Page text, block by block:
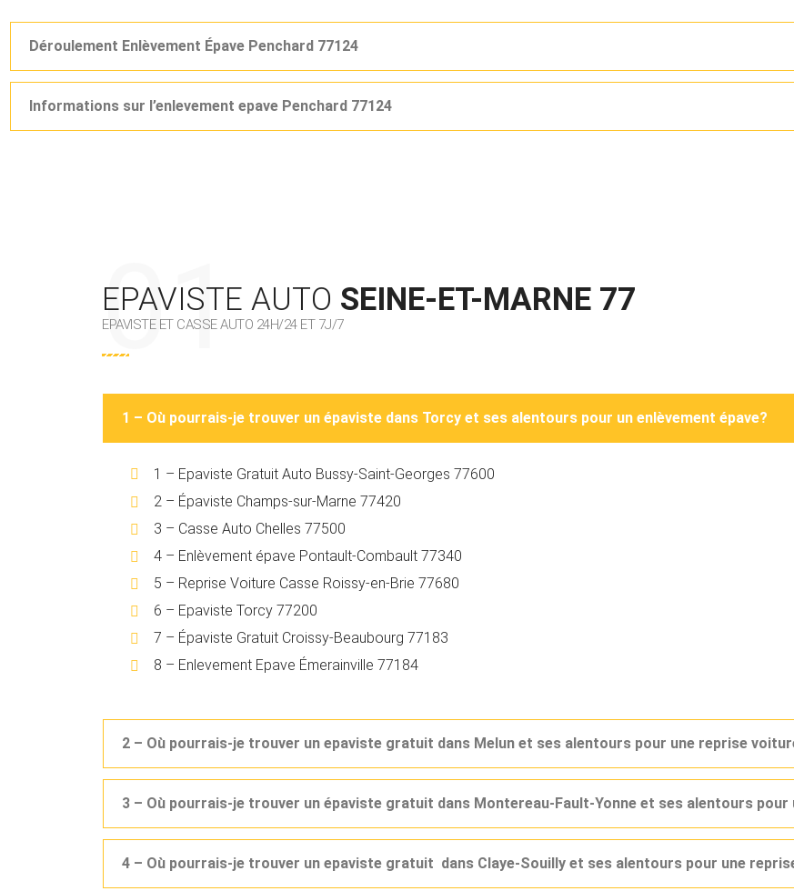
Déroulement Enlèvement Épave Penchard 77124
Informations sur l’enlevement epave Penchard 77124
EPAVISTE AUTO SEINE-ET-MARNE 77
EPAVISTE ET CASSE AUTO 24H/24 ET 7J/7
1 – Où pourrais-je trouver un épaviste dans Torcy et ses alentours pour un enlèvement épave?
1 – Epaviste Gratuit Auto Bussy-Saint-Georges 77600
2 – Épaviste Champs-sur-Marne 77420
3 – Casse Auto Chelles 77500
4 – Enlèvement épave Pontault-Combault 77340
5 – Reprise Voiture Casse Roissy-en-Brie 77680
6 – Epaviste Torcy 77200
7 – Épaviste Gratuit Croissy-Beaubourg 77183
8 – Enlevement Epave Émerainville 77184
2 – Où pourrais-je trouver un epaviste gratuit dans Melun et ses alentours pour une reprise
3 – Où pourrais-je trouver un épaviste gratuit dans Montereau-Fault-Yonne et ses alentours pour
4 – Où pourrais-je trouver un epaviste gratuit dans Claye-Souilly et ses alentours pour une